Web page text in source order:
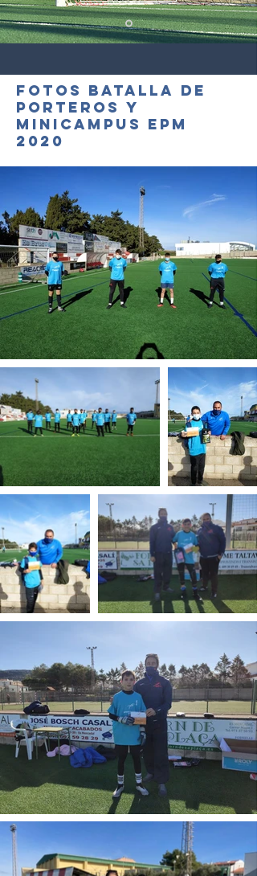
FOTOS BATALLA DE
PORTEROS Y
MINICAMPUS EPM
2020